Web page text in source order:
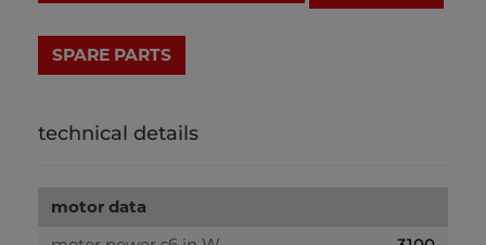
technical details
motor data